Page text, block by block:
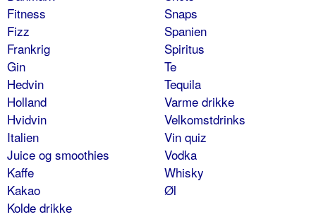
Fitness
Fizz
Frankrig
Gin
Hedvin
Holland
Hvidvin
Italien
Juice og smoothies
Kaffe
Kakao
Kolde drikke
Snaps
Spanien
Spiritus
Te
Tequila
Varme drikke
Velkomstdrinks
Vin quiz
Vodka
Whisky
Øl